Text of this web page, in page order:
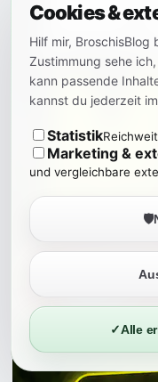
Cookies &
Hilf mir, BroschisBlog
Zustimmung sehe
kann passende
kannst du jederzeit
Statistik
Marketing &
und vergleichbare
🛡️
✓Alle